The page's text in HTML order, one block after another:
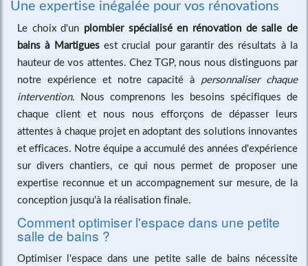
Une expertise inégalée pour vos rénovations
Le choix d'un plombier spécialisé en rénovation de salle de
bains à Martiguesest crucial pour garantir des résultats à la
hauteur de vos attentes. Chez TGP, nous nous distinguons par
notre expérience et notre capacité à personnaliser chaque
intervention. Nous comprenons les besoins spécifiques de
chaque client et nous nous efforçons de dépasser leurs
attentes à chaque projet en adoptant des solutions innovantes
et efficaces. Notre équipe a accumulé des années d'expérience
sur divers chantiers, ce qui nous permet de proposer une
expertise reconnue et un accompagnement sur mesure, de la
conception jusqu'à la réalisation finale.
Comment optimiser l'espace dans une petite
salle de bains ?
Optimiser l'espace dans une petite salle de bains nécessite